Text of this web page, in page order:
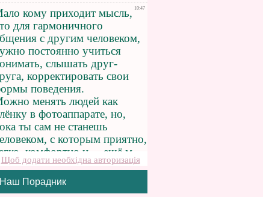
Щоб додати необхідна авторизація
Наш Порадник